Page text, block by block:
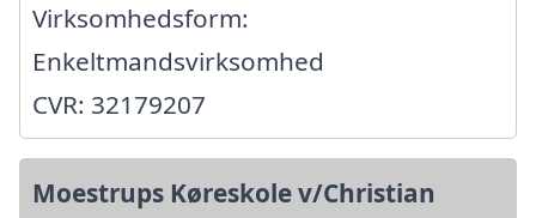
Virksomhedsform:
Enkeltmandsvirksomhed
CVR: 32179207
Moestrups Køreskole v/Christian